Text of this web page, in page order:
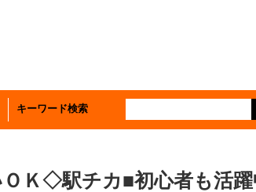
キーワード検索
ＯＫ◇駅チカ■初心者も活